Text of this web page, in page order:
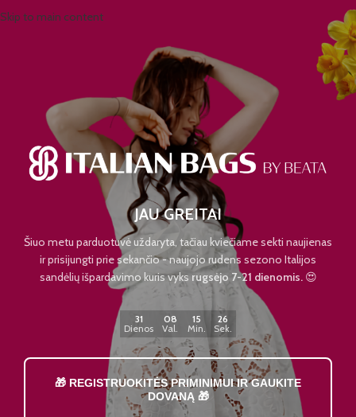
Skip to main content
JAU GREITAI
Šiuo metu parduotuvė uždaryta, tačiau kviečiame sekti naujienas
ir prisijungti prie sekančio - naujojo rudens sezono Italijos
sandėlių išpardavimo kuris vyks rugsėjo 7-21 dienomis.😍
31
Dienos
08
Val.
15
Min.
26
Sek.
🎁 REGISTRUOKITĖS PRIMINIMUI IR GAUKITE
DOVANĄ 🎁